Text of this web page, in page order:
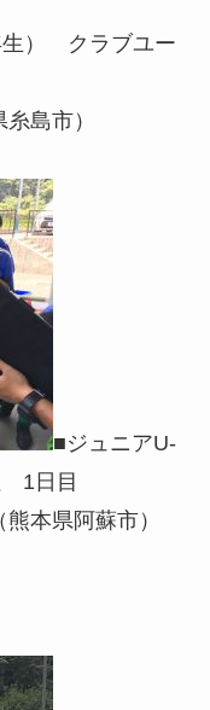
生） クラブユー
島市）
■ジュニアU-
1日目
本県阿蘇市）